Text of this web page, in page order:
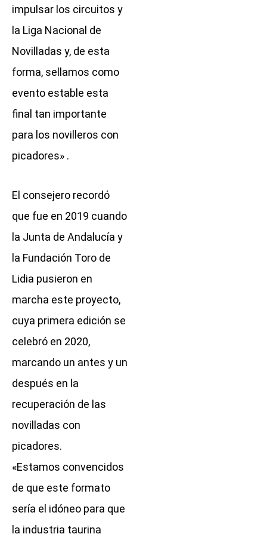
impulsar los circuitos y
la Liga Nacional de
Novilladas y, de esta
forma, sellamos como
evento estable esta
final tan importante
para los novilleros con
picadores» .
El consejero recordó
que fue en 2019 cuando
la Junta de Andalucía y
la Fundación Toro de
Lidia pusieron en
marcha este proyecto,
cuya primera edición se
celebró en 2020,
marcando un antes y un
después en la
recuperación de las
novilladas con
picadores.
«Estamos convencidos
de que este formato
sería el idóneo para que
la industria taurina